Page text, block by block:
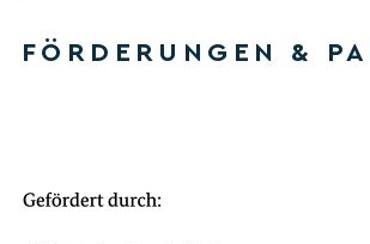
FÖRDERUNGEN &